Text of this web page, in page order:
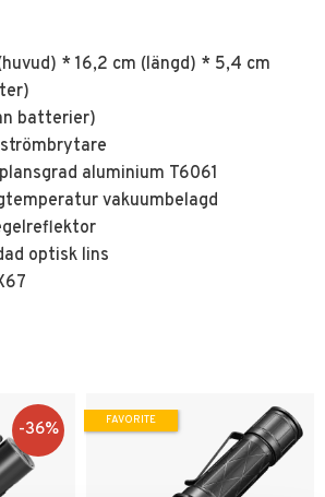
* 16,2 cm (längd) * 5,4 cm
batterier)
aluminium T6061
vakuumbelagd
optisk lins
36% FAVORITE